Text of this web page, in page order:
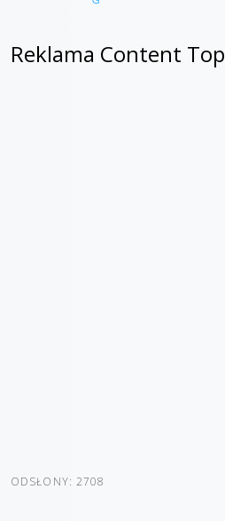
Reklama Content Top
ODSŁONY: 2708